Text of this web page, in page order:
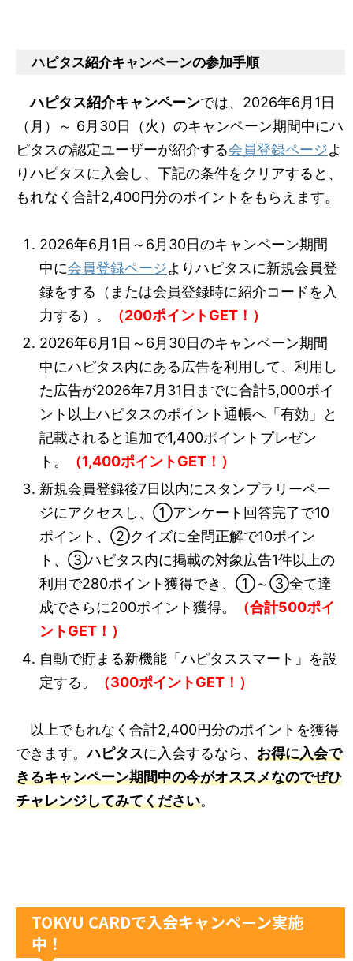
ハピタス紹介キャンペーンの参加手順
ハピタス紹介キャンペーンでは、2026年6月1日
（月）～ 6月30日（火）のキャンペーン期間中にハ
ピタスの認定ユーザーが紹介する会員登録ページよ
りハピタスに入会し、下記の条件をクリアすると、
もれなく合計2,400円分のポイントをもらえます。
2026年6月1日～6月30日のキャンペーン期間
中に会員登録ページよりハピタスに新規会員登
録をする（または会員登録時に紹介コードを入
力する）。
（200ポイントGET！）
2026年6月1日～6月30日のキャンペーン期間
中にハピタス内にある広告を利用して、利用し
た広告が2026年7月31日までに合計5,000ポイ
ント以上ハピタスのポイント通帳へ「有効」と
記載されると追加で1,400ポイントプレゼン
ト。
（1,400ポイントGET！）
新規会員登録後7日以内にスタンプラリーペー
ジにアクセスし、①アンケート回答完了で10
ポイント、②クイズに全問正解で10ポイン
ト、③ハピタス内に掲載の対象広告1件以上の
利用で280ポイント獲得でき、①～③全て達
成でさらに200ポイント獲得。
（合計500ポイ
ントGET！）
自動で貯まる新機能「ハピタススマート」を設
定する。
（300ポイントGET！）
以上でもれなく合計2,400円分のポイントを獲得
できます。ハピタスに入会するなら、 お得に入会で
きるキャンペーン期間中の今がオススメなのでぜひ
チャレンジしてみてください。
TOKYU CARDで入会キャンペーン実施
中！